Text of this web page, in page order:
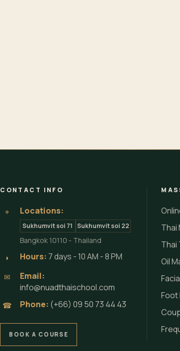
CONTACT INFO
⌖ Locations:
Sukhumvit soi 71 Sukhumvit soi 22
Bangkok 10110 - Thailand
◗ Hours: 7 days - 10 AM - 8 PM
✉
Email:
info@nuadthaischool.com
☎ Phone: (+66) 09 50 73 44 43
BOOK A COURSE
Thai
Thai
Oil
Foot